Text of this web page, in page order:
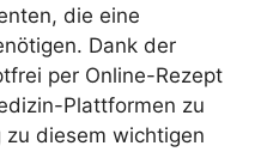
die eine
Dank der
per Online-Rezept
Plattformen zu
diesem wichtigen